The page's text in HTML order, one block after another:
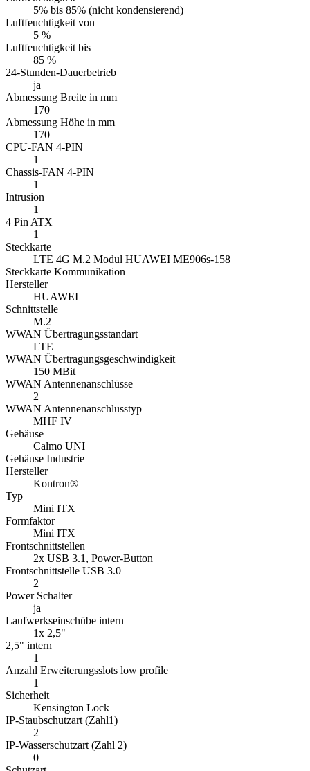
5% bis 85% (nicht kondensierend)
Luftfeuchtigkeit von
5 %
Luftfeuchtigkeit bis
85 %
24-Stunden-Dauerbetrieb
ja
Abmessung Breite in mm
170
Abmessung Höhe in mm
170
CPU-FAN 4-PIN
1
Chassis-FAN 4-PIN
1
Intrusion
1
4 Pin ATX
1
Steckkarte
LTE 4G M.2 Modul HUAWEI ME906s-158
Steckkarte Kommunikation
Hersteller
HUAWEI
Schnittstelle
M.2
WWAN Übertragungsstandart
LTE
WWAN Übertragungsgeschwindigkeit
150 MBit
WWAN Antennenanschlüsse
2
WWAN Antennenanschlusstyp
MHF IV
Gehäuse
Calmo UNI
Gehäuse Industrie
Hersteller
Kontron®
Typ
Mini ITX
Formfaktor
Mini ITX
Frontschnittstellen
2x USB 3.1, Power-Button
Frontschnittstelle USB 3.0
2
Power Schalter
ja
Laufwerkseinschübe intern
1x 2,5"
2,5" intern
1
Anzahl Erweiterungsslots low profile
1
Sicherheit
Kensington Lock
IP-Staubschutzart (Zahl1)
2
IP-Wasserschutzart (Zahl 2)
0